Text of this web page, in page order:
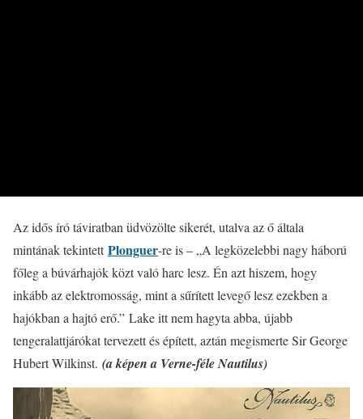
Az idős író táviratban üdvözölte sikerét, utalva az ő általa
mintának tekintettPlonguer-re is – „A legközelebbi nagy háború
főleg a búvárhajók közt való harc lesz. Én azt hiszem, hogy
inkább az elektromosság, mint a sűrített levegő lesz ezekben a
hajókban a hajtó erő.” Lake itt nem hagyta abba, újabb
tengeralattjárókat tervezett és épített, aztán megismerte Sir George
Hubert Wilkinst. (a képen a Verne-féle Nautilus)